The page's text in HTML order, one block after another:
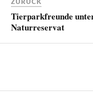
ZURÜCK
Tierparkfreunde
Naturreservat